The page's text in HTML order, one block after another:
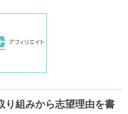
組みから志望理由を書